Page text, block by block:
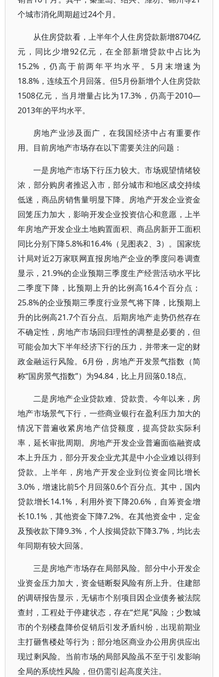
个城市消化周期超过24个月。
从住房贷款看，上半年个人住房贷款新增8704亿
元，同比少增92亿元，在全部新增贷款中占比为
15.2%，仍高于前两年平均水平。5月末增速为
18.8%，连续五个月回落。但5月份新增个人住房贷款
1508亿元，当月增量占比为17.3%，仍高于2010—
2013年的平均水平。
房地产业涉及面广，在我国经济中占有重要作
用。目前房地产市场存在以下需要关注的问题：
一是房地产市场下行压力较大。市场观望情绪较
浓，部分购房者推迟入市，部分城市和地区成交持续
低迷，商品房销售量明显下降。房地产开发企业资金
回笼压力加大，影响开发企业投资信心和意愿，上半
年房地产开发企业土地购置面积、商品房新开工面积
同比分别下降5.8%和16.4%（见图表2、3）。国家统
计局对近2万家联网直报房地产企业的季度问卷调查
显示，21.9%的企业预期三季度生产经营活动水平比
二季度下降，比预期上升的比例高16.4个百分点；
25.8%的企业预期三季度行业景气将下降，比预期上
升的比例高21.7个百分点。后期房地产走势仍然存在
不确定性，房地产市场回归理性的调整是必要的，但
可能会加大下半年经济下行的压力，并带来一定的财
政金融运行风险。6月份，房地产开发景气指数（简
称“国房景气指数”）为94.84，比上月回落0.18点。
二是房地产企业贷款难、贷款贵。今年以来，房
地产市场景气下行，一些商业银行在盈利压力加大的
情况下普遍收紧房地产信贷额度，提高贷款实际利
率，延长审批周期。房地产开发企业普遍面临融资成
本上升压力，部分开发企业尤其是中小企业难以得到
贷款。上半年，房地产开发企业到位资金同比增长
3.0%，增速比前5个月回落0.6个百分点。其中，国内
贷款增长14.1%，利用外资下降20.6%，自筹资金增
长10.1%，其他资金下降7.2%。在其他资金中，定金
及预收款下降9.3%，个人按揭贷款下降3.7%，均比去
年同期有较大回落。
三是房地产市场存在局部风险。部分中小开发企
业资金压力加大，资金链断裂风险有所上升。住建部
的调研报告显示，无锡市个别项目因企业债务被法院
查封，工程处于停建状态，存在“烂尾”风险；少数城
市的个别楼盘降价促销后引发矛盾纠纷，出现前期业
主打砸售楼处等行为；部分地区商业办公用房供应出
现过剩风险。当前市场的局部风险虽不至于引发影响
全局的系统性风险，但仍需引起高度关注。